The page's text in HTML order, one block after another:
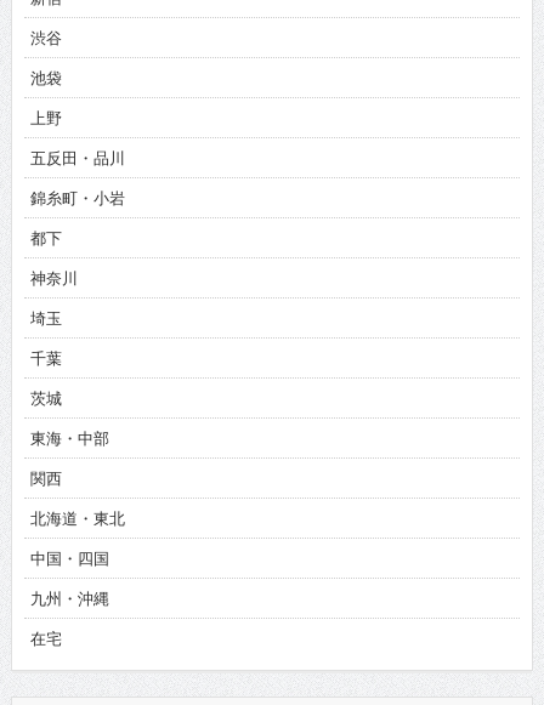
渋谷
池袋
上野
五反田・品川
錦糸町・小岩
都下
神奈川
埼玉
千葉
茨城
東海・中部
関西
北海道・東北
中国・四国
九州・沖縄
在宅